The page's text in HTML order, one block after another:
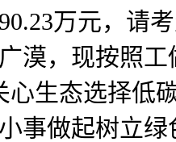
万元，请
漠，现按照
生态选择低
事做起树立